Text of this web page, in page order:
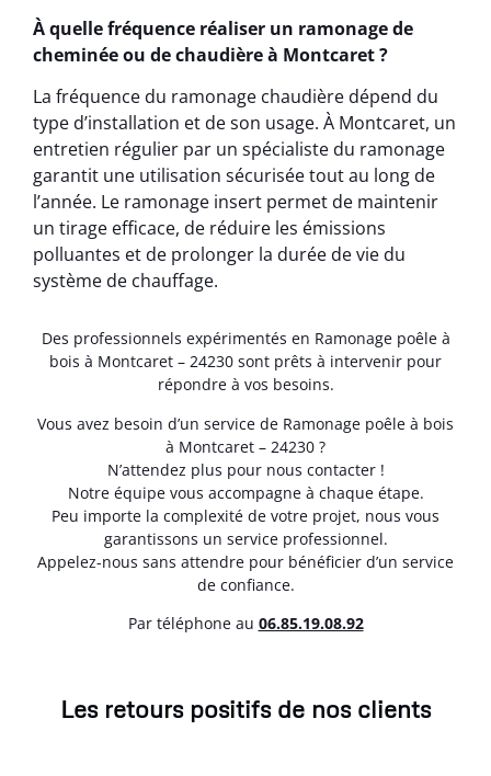
À quelle fréquence réaliser un ramonage de
cheminée ou de chaudière à Montcaret ?
La fréquence du ramonage chaudière dépend du
type d’installation et de son usage. À Montcaret, un
entretien régulier par un spécialiste du ramonage
garantit une utilisation sécurisée tout au long de
l’année. Le ramonage insert permet de maintenir
un tirage efficace, de réduire les émissions
polluantes et de prolonger la durée de vie du
système de chauffage.
Des professionnels expérimentés en Ramonage poêle à
bois à Montcaret – 24230 sont prêts à intervenir pour
répondre à vos besoins.
Vous avez besoin d’un service de Ramonage poêle à bois
à Montcaret – 24230 ?
N’attendez plus pour nous contacter !
Notre équipe vous accompagne à chaque étape.
Peu importe la complexité de votre projet, nous vous
garantissons un service professionnel.
Appelez-nous sans attendre pour bénéficier d’un service
de confiance.
Par téléphone au 06.85.19.08.92
Les retours positifs de nos clients